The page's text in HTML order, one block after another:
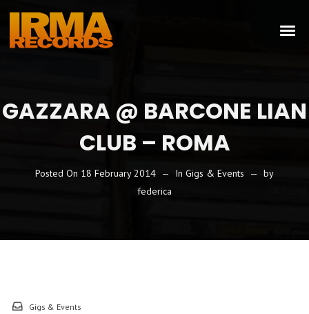
GAZZARA @ BARCONE LIAN
CLUB – ROMA
Posted On 18 February 2014 In Gigs & Events
by
federica
Gigs & Events